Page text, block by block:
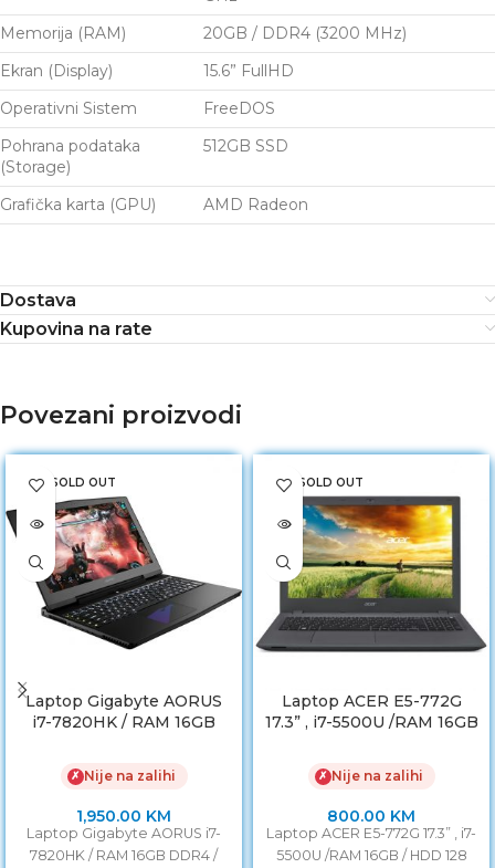
Memorija (RAM)
20GB / DDR4 (3200 MHz)
Ekran (Display)
15.6” FullHD
Operativni Sistem
FreeDOS
Pohrana podataka
(Storage)
512GB SSD
Grafička karta (GPU) AMD Radeon
Dostava
Kupovina na rate
Povezani proizvodi
SOLD OUT
Laptop Gigabyte AORUS
i7-7820HK / RAM 16GB
GTX 1070 8GB
✗ Nije na zalihi
1,950.00 KM
Laptop Gigabyte AORUS i7-
7820HK / RAM 16GB DDR4 /
SOLD OUT
Laptop ACER E5-772G
17.3” , i7-5500U /RAM 16GB
NVIDIA GeForce 920M
2GB
✗ Nije na zalihi
800.00 KM
Laptop ACER E5-772G 17.3” , i7-
5500U /RAM 16GB / HDD 128